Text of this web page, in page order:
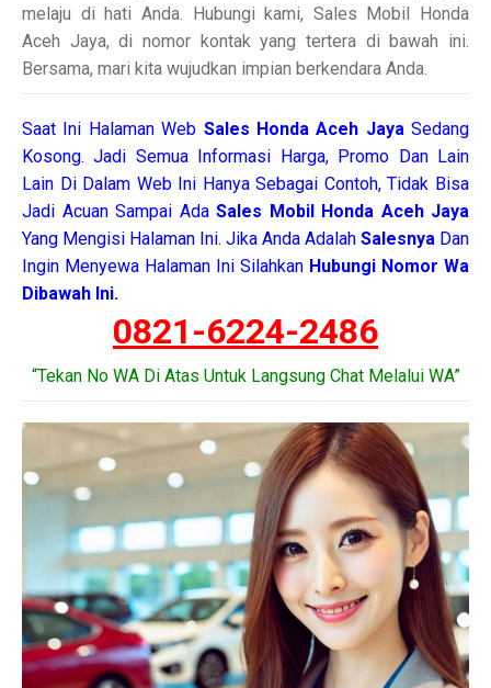
melaju di hati Anda. Hubungi kami, Sales Mobil Honda
Aceh Jaya, di nomor kontak yang tertera di bawah ini.
Bersama, mari kita wujudkan impian berkendara Anda.
Saat Ini Halaman Web Sales Honda Aceh Jaya Sedang
Kosong. Jadi Semua Informasi Harga, Promo Dan Lain
Lain Di Dalam Web Ini Hanya Sebagai Contoh, Tidak Bisa
Jadi Acuan Sampai Ada Sales Mobil Honda Aceh Jaya
Yang Mengisi Halaman Ini. Jika Anda Adalah Salesnya Dan
Ingin Menyewa Halaman Ini Silahkan Hubungi Nomor Wa
Dibawah Ini.
0821-6224-2486
“Tekan No WA Di Atas Untuk Langsung Chat Melalui WA”